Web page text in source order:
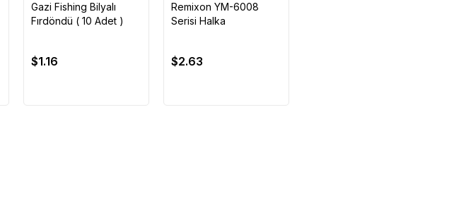
Gazi Fishing Bilyalı
Fırdöndü ( 10 Adet )
$1.16
Remixon YM-6008
Serisi Halka
$2.63